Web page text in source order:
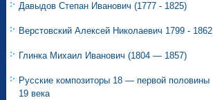
Давыдов Степан Иванович (1777 - 1825)
Верстовский Алексей Николаевич 1799 - 1862
Глинка Михаил Иванович (1804 — 1857)
Русские композиторы 18 — первой половины
19 века